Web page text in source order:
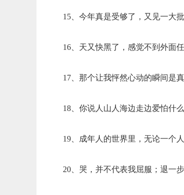
15、今年真是受够了，又见一大
16、天又快黑了，感觉不到外面
17、那个让我怦然心动的瞬间是
18、你说人山人海边走边爱怕什
19、成年人的世界里，无论一个
20、哭，并不代表我屈服；退一